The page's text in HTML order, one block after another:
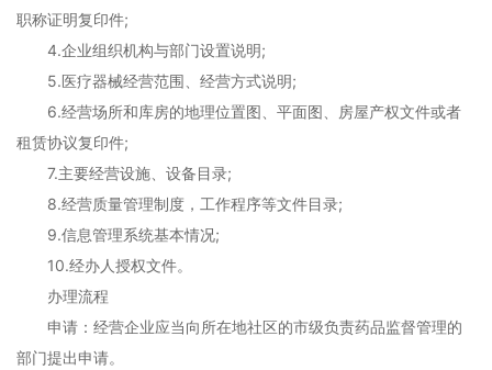
职称证明复印件;
4.企业组织机构与部门设置说明;
5.医疗器械经营范围、经营方式说明;
6.经营场所和库房的地理位置图、平面图、房屋产权文件或者
租赁协议复印件;
7.主要经营设施、设备目录;
8.经营质量管理制度，工作程序等文件目录;
9.信息管理系统基本情况;
10.经办人授权文件。
办理流程
申请：经营企业应当向所在地社区的市级负责药品监督管理的
部门提出申请。